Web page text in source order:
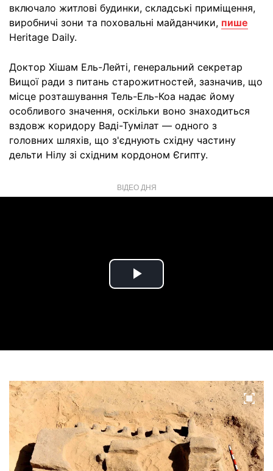
включало житлові будинки, складські приміщення,
виробничі зони та поховальні майданчики, пише
Heritage Daily.
Доктор Хішам Ель-Лейті, генеральний секретар
Вищої ради з питань старожитностей, зазначив, що
місце розташування Тель-Ель-Коа надає йому
особливого значення, оскільки воно знаходиться
вздовж коридору Ваді-Тумілат — одного з
головних шляхів, що з'єднують східну частину
дельти Нілу зі східним кордоном Єгипту.
ВІДЕО ДНЯ
Play